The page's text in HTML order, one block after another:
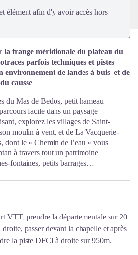
élément afin d'y avoir accès hors
la frange méridionale du plateau du
parfois techniques et pistes
environnement de landes à buis et de
causse
du Mas de Bedos, petit hameau
facile dans un paysage
explorez les villages de Saint-
moulin à vent, et de La Vacquerie-
dont le « Chemin de l’eau » vous
à travers tout un patrimoine
fontaines, petits barrages…
VTT, prendre la départementale sur 20
passer devant la chapelle et après
la piste DFCI à droite sur 950m.